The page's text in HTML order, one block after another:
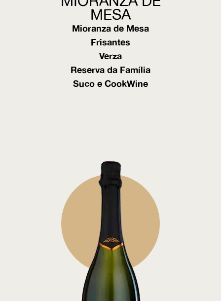
MESA
Mioranza de Mesa
Frisantes
Verza
Reserva da Família
Suco e CookWine